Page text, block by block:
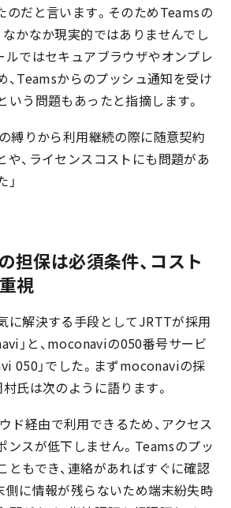
のだと言います。そのためTeamsの
なかなか現実的ではありませんでし
ルではセキュアブラウザやオンプレ
、Teamsからのプッシュ通知を受け
いう問題もあったと指摘します。
の縛りから利用継続の際に随意契約
や、ライセンスコストにも問題があ
担保は必須条件、コスト
視
に解決する手段としてJRTTが採用
」と、moconaviの050番号サービ
050」でした。まずmoconaviの採
氏は次のように語ります。
ド経由で利用できるため、アクセス
ンスが低下しません。Teamsのプッ
ともでき、連絡があればすぐに確認
側に情報が残らないため端末紛失時